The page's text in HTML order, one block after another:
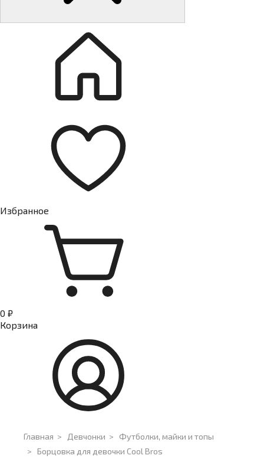
Избранное
0 ₽
Корзина
Главная > Девчонки > Футболки, майки и топы
> Борцовка для девочки Cool Bros